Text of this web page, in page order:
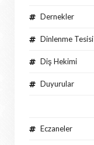
Dernekler
Dinlenme Tesisi
Diş Hekimi
Duyurular
Eczaneler